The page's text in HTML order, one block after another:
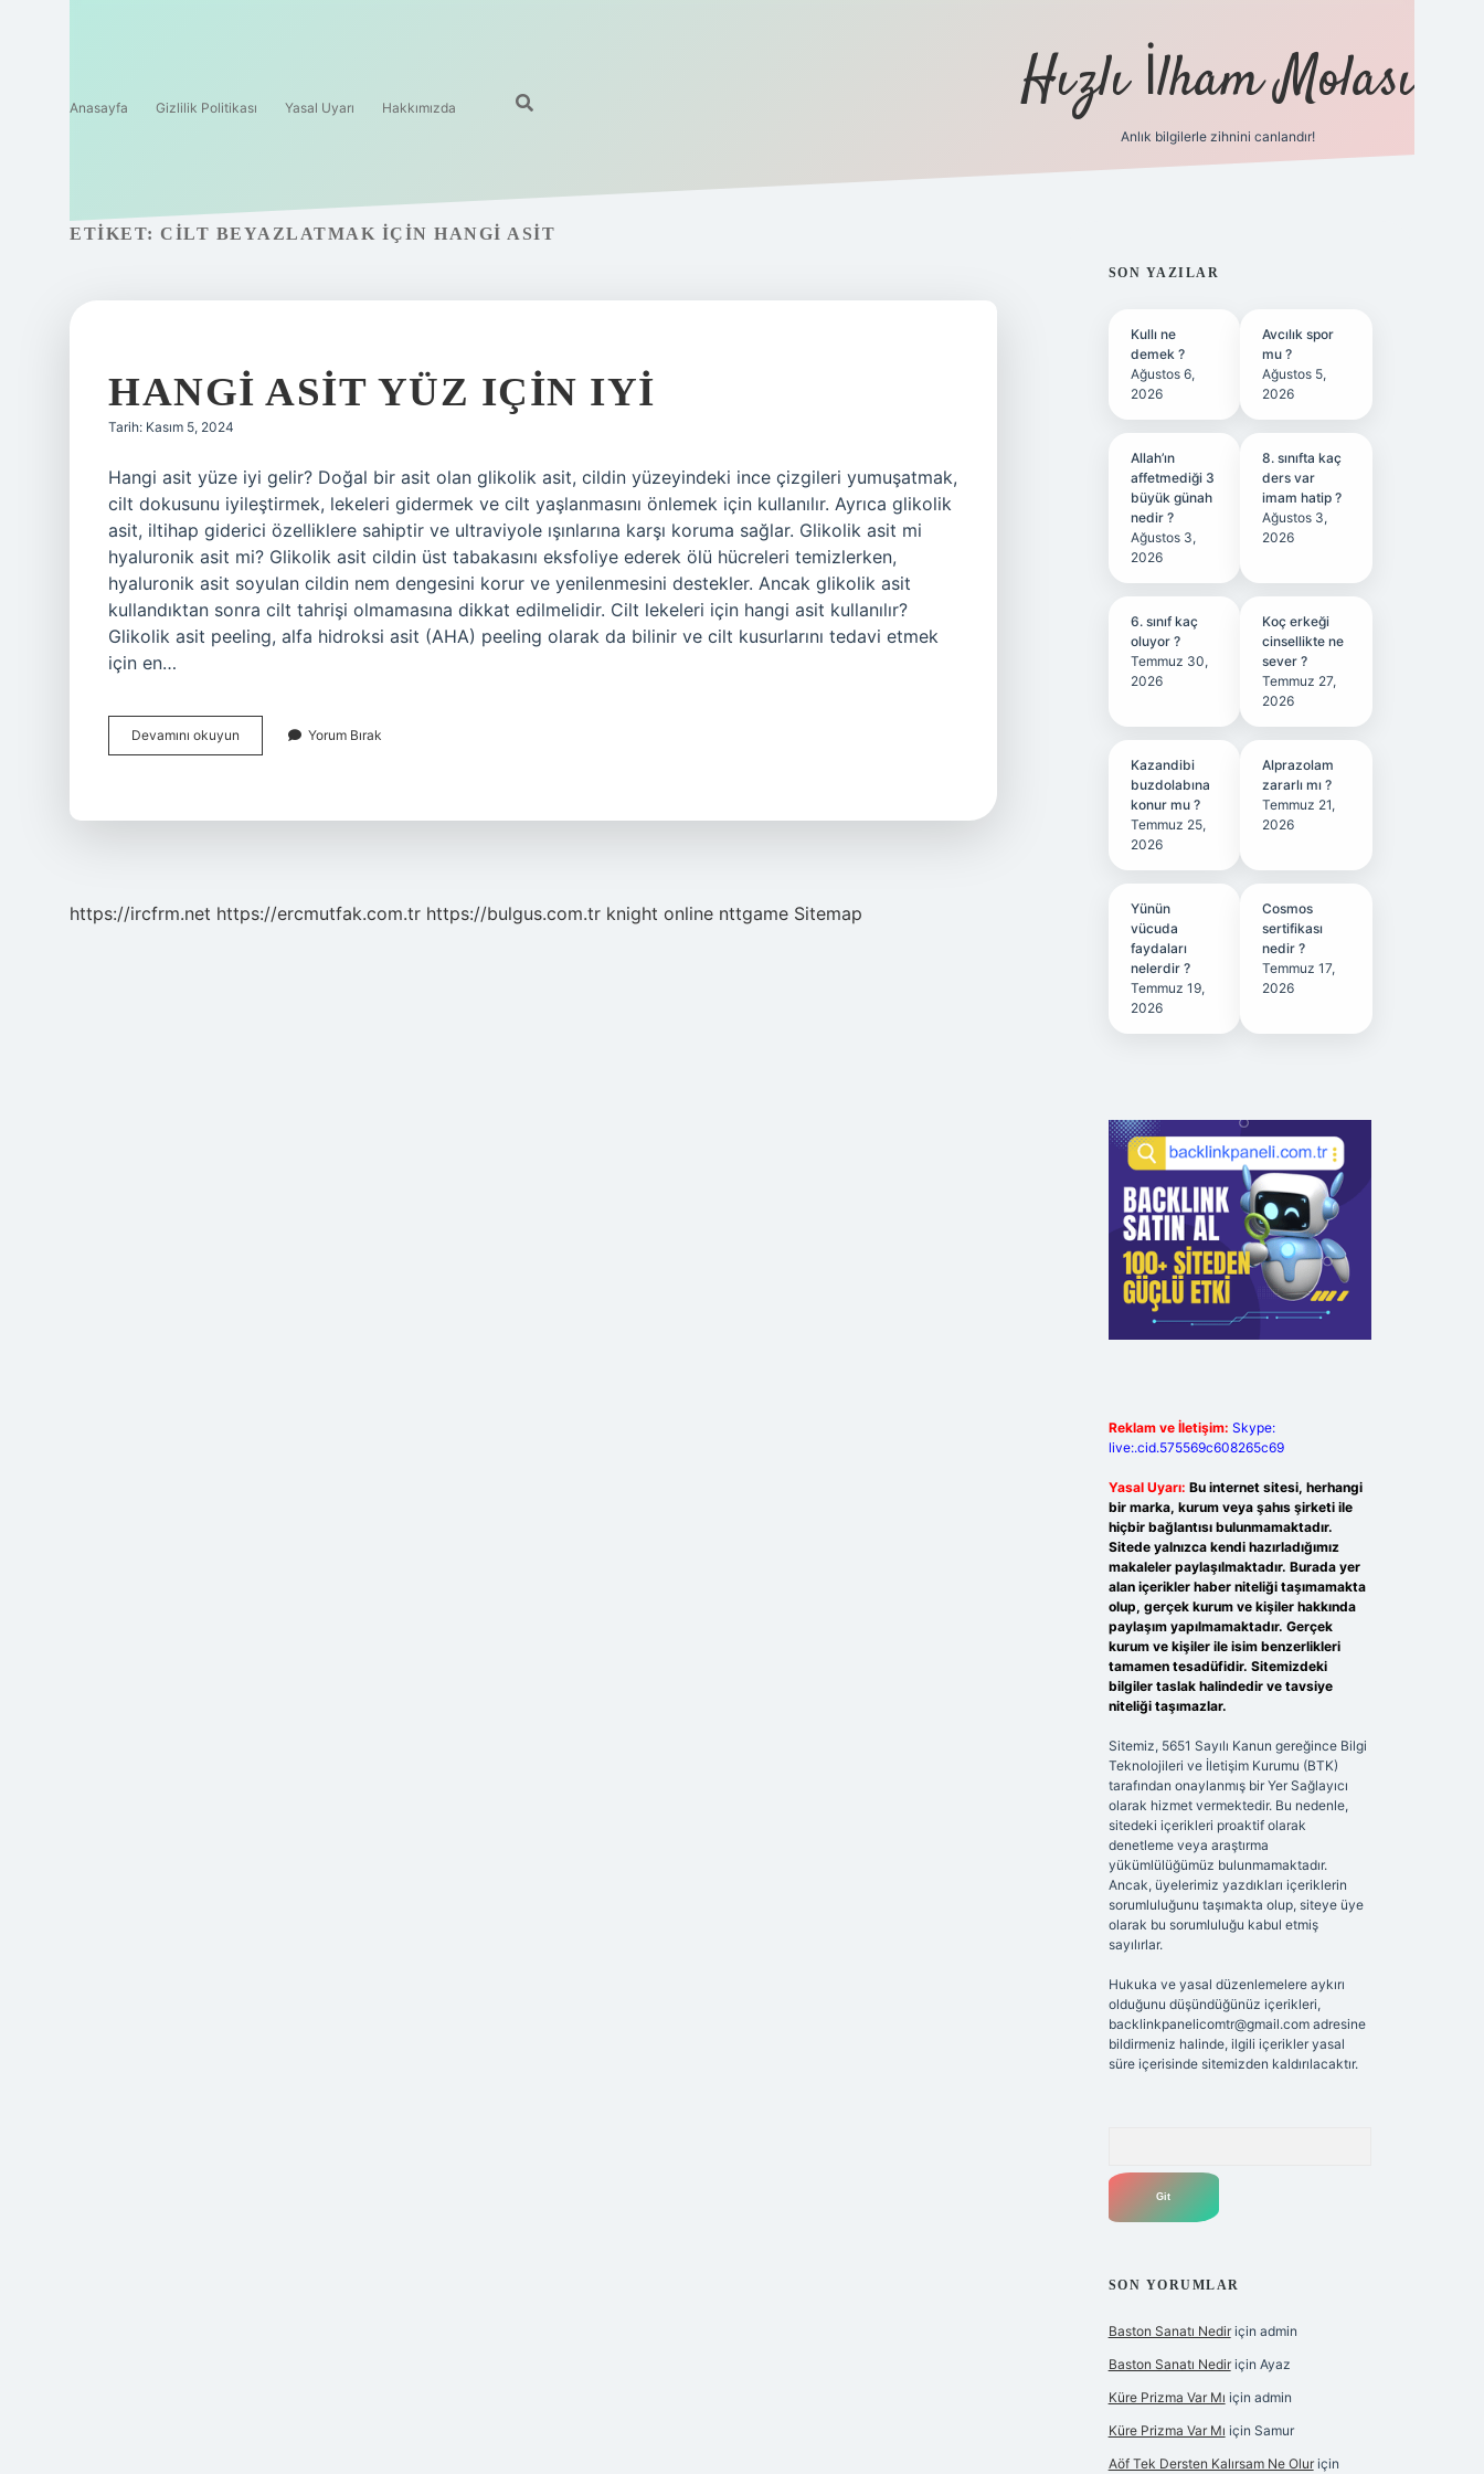
Anasayfa Gizlilik Politikası Yasal Uyarı Hakkımızda Hızlı İlham Molası
Anlık bilgilerle zihnini canlandır!
ETIKET: CILT BEYAZLATMAK IÇIN HANGI ASIT
HANGI ASIT YÜZ IÇIN IYI
Tarih: Kasım 5, 2024
Hangi asit yüze iyi gelir? Doğal bir asit olan glikolik asit, cildin yüzeyindeki ince çizgileri yumuşatmak,
cilt dokusunu iyileştirmek, lekeleri gidermek ve cilt yaşlanmasını önlemek için kullanılır. Ayrıca glikolik
asit, iltihap giderici özelliklere sahiptir ve ultraviyole ışınlarına karşı koruma sağlar. Glikolik asit mi
hyaluronik asit mi? Glikolik asit cildin üst tabakasını eksfoliye ederek ölü hücreleri temizlerken,
hyaluronik asit soyulan cildin nem dengesini korur ve yenilenmesini destekler. Ancak glikolik asit
kullandıktan sonra cilt tahrişi olmamasına dikkat edilmelidir. Cilt lekeleri için hangi asit kullanılır?
Glikolik asit peeling, alfa hidroksi asit (AHA) peeling olarak da bilinir ve cilt kusurlarını tedavi etmek
için en…
Devamını okuyun
Asit
Yorum Bırak
https://ircfrm.net https://ercmutfak.com.tr https://bulgus.com.tr knight online nttgame Sitemap
SIDEBAR
SON YAZILAR
Kullı ne
demek ?
Ağustos 6,
2026
Avcılık spor
mu ?
Ağustos 5,
2026
Allah’ın
affetmediği 3
büyük günah
nedir ?
Ağustos 3,
2026
8. sınıfta kaç
ders var
imam hatip ?
Ağustos 3,
2026
6. sınıf kaç
oluyor ?
Temmuz 30,
2026
Koç erkeği
cinsellikte ne
sever ?
Temmuz 27,
2026
Kazandibi
buzdolabına
konur mu ?
Temmuz 25,
2026
Alprazolam
zararlı mı ?
Temmuz 21,
2026
Yünün
vücuda
faydaları
nelerdir ?
Temmuz 19,
2026
Cosmos
sertifikası
nedir ?
Temmuz 17,
2026
Reklam ve İletişim: Skype:
live:.cid.575569c608265c69
Yasal Uyarı: Bu internet sitesi, herhangi
bir marka, kurum veya şahıs şirketi ile
hiçbir bağlantısı bulunmamaktadır.
Sitede yalnızca kendi hazırladığımız
makaleler paylaşılmaktadır. Burada yer
alan içerikler haber niteliği taşımamakta
olup, gerçek kurum ve kişiler hakkında
paylaşım yapılmamaktadır. Gerçek
kurum ve kişiler ile isim benzerlikleri
tamamen tesadüfidir. Sitemizdeki
bilgiler taslak halindedir ve tavsiye
niteliği taşımazlar.
Sitemiz, 5651 Sayılı Kanun gereğince Bilgi
Teknolojileri ve İletişim Kurumu (BTK)
tarafından onaylanmış bir Yer Sağlayıcı
olarak hizmet vermektedir. Bu nedenle,
sitedeki içerikleri proaktif olarak
denetleme veya araştırma
yükümlülüğümüz bulunmamaktadır.
Ancak, üyelerimiz yazdıkları içeriklerin
sorumluluğunu taşımakta olup, siteye üye
olarak bu sorumluluğu kabul etmiş
sayılırlar.
Hukuka ve yasal düzenlemelere aykırı
olduğunu düşündüğünüz içerikleri,
backlinkpanelicomtr@gmail.comadresine
bildirmeniz halinde, ilgili içerikler yasal
süre içerisinde sitemizden kaldırılacaktır.
SON YORUMLAR
Baston Sanatı Nediriçin admin
Baston Sanatı Nediriçin Ayaz
Küre Prizma Var Mı için admin
Küre Prizma Var Mı için Samur
Aöf Tek Dersten Kalırsam Ne Oluriçin